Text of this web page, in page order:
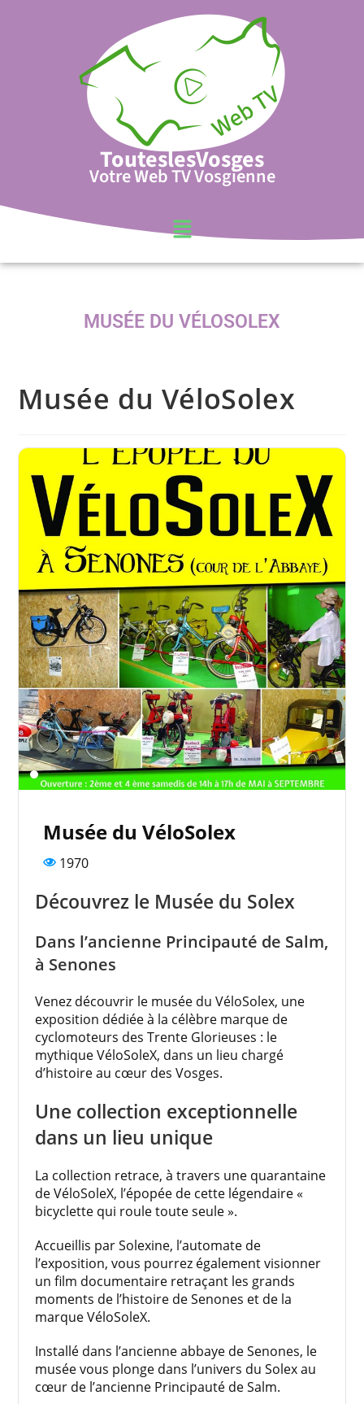
TouteslesVosges
Votre Web TV Vosgienne
MUSÉE DU VÉLOSOLEX
Musée du VéloSolex
Musée du VéloSolex
1970
Découvrez le Musée du Solex
Dans l’ancienne Principauté de Salm,
à Senones
Venez découvrir le musée du VéloSolex, une
exposition dédiée à la célèbre marque de
cyclomoteurs des Trente Glorieuses : le
mythique VéloSoleX, dans un lieu chargé
d’histoire au cœur des Vosges.
Une collection exceptionnelle
dans un lieu unique
La collection retrace, à travers une quarantaine
de VéloSoleX, l’épopée de cette légendaire «
bicyclette qui roule toute seule ».
Accueillis par Solexine, l’automate de
l’exposition, vous pourrez également visionner
un film documentaire retraçant les grands
moments de l’histoire de Senones et de la
marque VéloSoleX.
Installé dans l’ancienne abbaye de Senones, le
musée vous plonge dans l’univers du Solex au
cœur de l’ancienne Principauté de Salm.